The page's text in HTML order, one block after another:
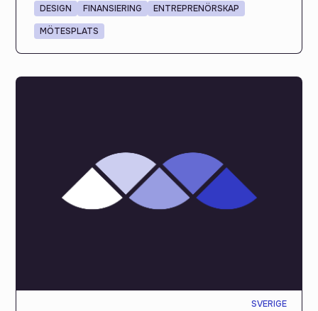
DESIGN FINANSIERING
ENTREPRENÖRSKAP
MÖTESPLATS
SVERIGE